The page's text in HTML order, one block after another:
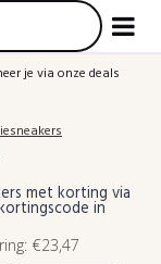
je via onze deals
met korting via
in
€23,47